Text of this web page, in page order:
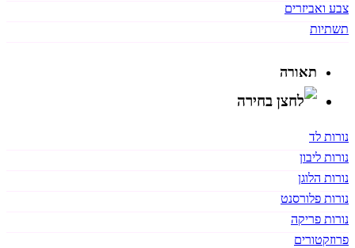
צבע ואביזרים
תשתיות
תאורה
נורות לד
נורות ליבון
נורות הלוגן
נורות פלורסנט
נורות פריקה
פרוזקטורים